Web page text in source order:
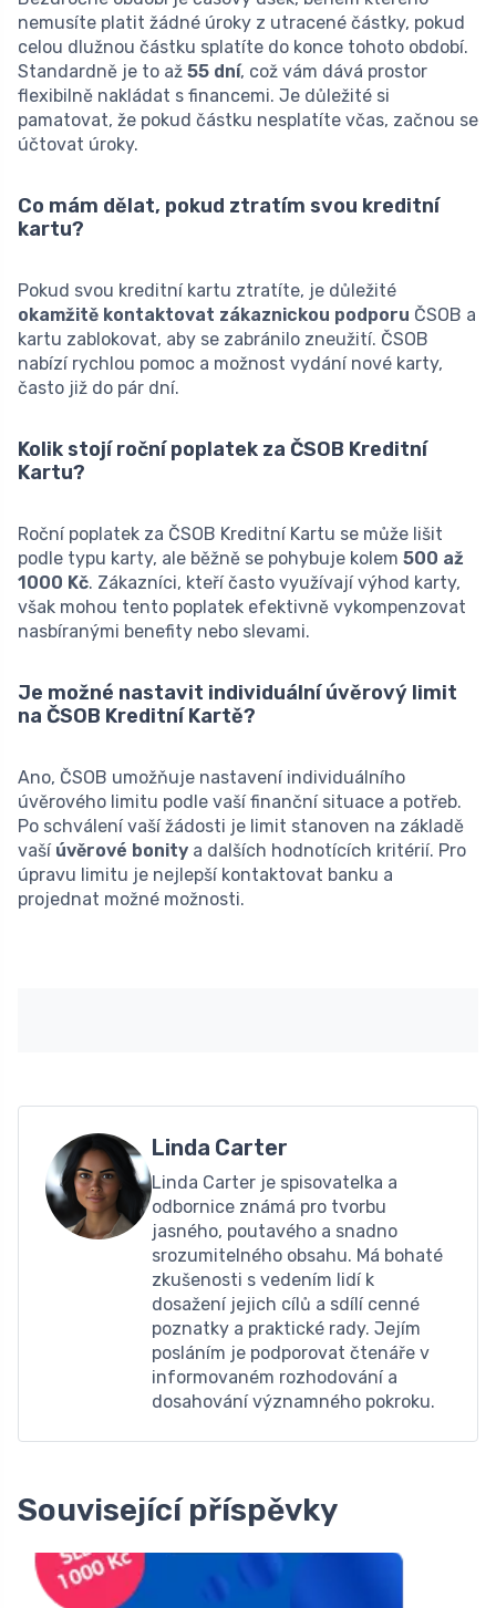
nemusíte platit žádné úroky z utracené částky, pokud
celou dlužnou částku splatíte do konce tohoto období.
Standardně je to až 55 dní, což vám dává prostor
flexibilně nakládat s financemi. Je důležité si
pamatovat, že pokud částku nesplatíte včas, začnou se
účtovat úroky.
Co mám dělat, pokud ztratím svou kreditní
kartu?
Pokud svou kreditní kartu ztratíte, je důležité
okamžitě kontaktovat zákaznickou podporu ČSOB a
kartu zablokovat, aby se zabránilo zneužití. ČSOB
nabízí rychlou pomoc a možnost vydání nové karty,
často již do pár dní.
Kolik stojí roční poplatek za ČSOB Kreditní
Kartu?
Roční poplatek za ČSOB Kreditní Kartu se může lišit
podle typu karty, ale běžně se pohybuje kolem 500 až
1000 Kč. Zákazníci, kteří často využívají výhod karty,
však mohou tento poplatek efektivně vykompenzovat
nasbíranými benefity nebo slevami.
Je možné nastavit individuální úvěrový limit
na ČSOB Kreditní Kartě?
Ano, ČSOB umožňuje nastavení individuálního
úvěrového limitu podle vaší finanční situace a potřeb.
Po schválení vaší žádosti je limit stanoven na základě
vaší úvěrové bonity a dalších hodnotících kritérií. Pro
úpravu limitu je nejlepší kontaktovat banku a
projednat možné možnosti.
Linda Carter
Linda Carter je spisovatelka a
odbornice známá pro tvorbu
jasného, ​​poutavého a snadno
srozumitelného obsahu. Má bohaté
zkušenosti s vedením lidí k
dosažení jejich cílů a sdílí cenné
poznatky a praktické rady. Jejím
posláním je podporovat čtenáře v
informovaném rozhodování a
dosahování významného pokroku.
Související příspěvky